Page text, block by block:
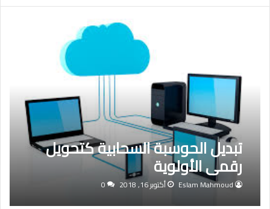
تبديل الحوسبة السحابية كتحويل
رقمي الأولوية
Eslam Mahmoud أكتوبر 16, 2018 0